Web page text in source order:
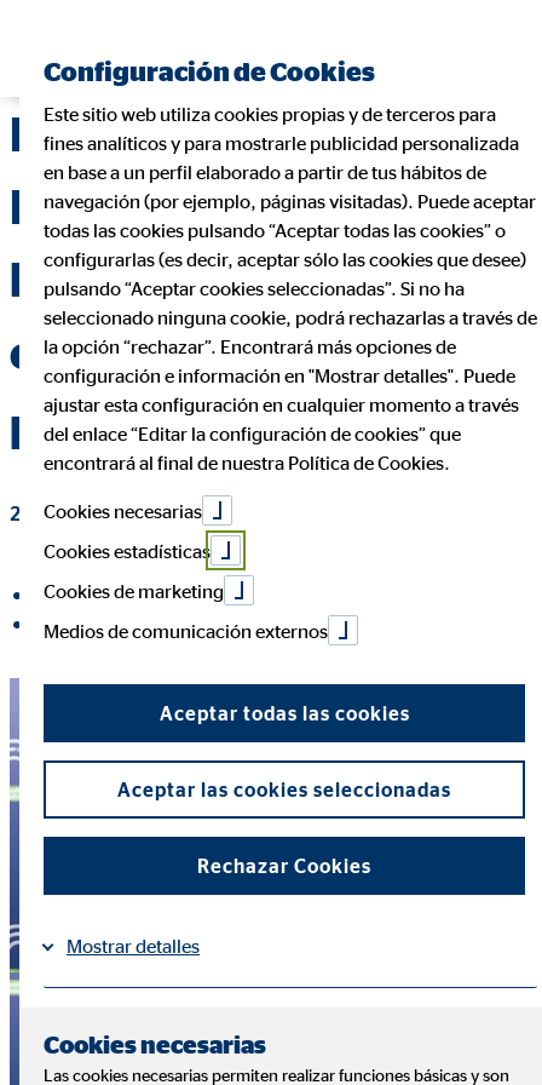
Para Alberto Rua-
Figueroa la cercanía y
la confianza son
esenciales en su
profesión
27 de abril de 2021|OVB Allfinanz España S.A.
compartir en Facebook
compartir en LinkedIn
Configuración de Cookies
Este sitio web utiliza cookies propias y de terceros para
fines analíticos y para mostrarle publicidad personalizada
en base a un perfil elaborado a partir de tus hábitos de
navegación (por ejemplo, páginas visitadas). Puede aceptar
todas las cookies pulsando “Aceptar todas las cookies” o
configurarlas (es decir, aceptar sólo las cookies que desee)
pulsando “Aceptar cookies seleccionadas”. Si no ha
seleccionado ninguna cookie, podrá rechazarlas a través de
la opción “rechazar”. Encontrará más opciones de
configuración e información en "Mostrar detalles". Puede
ajustar esta configuración en cualquier momento a través
del enlace “Editar la configuración de cookies” que
encontrará al final de nuestra Política de Cookies.
Cookies necesarias
Cookies estadísticas
Cookies de marketing
Medios de comunicación externos
Aceptar todas las cookies
Aceptar las cookies seleccionadas
Rechazar Cookies
Mostrar detalles
Cookies necesarias
Las cookies necesarias permiten realizar funciones básicas y son